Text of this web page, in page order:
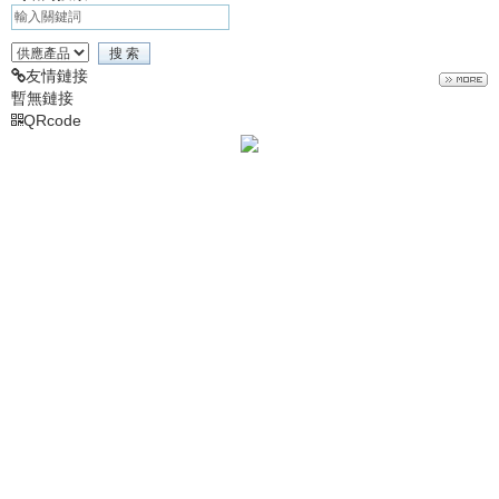
友情鏈接
暫無鏈接
QRcode